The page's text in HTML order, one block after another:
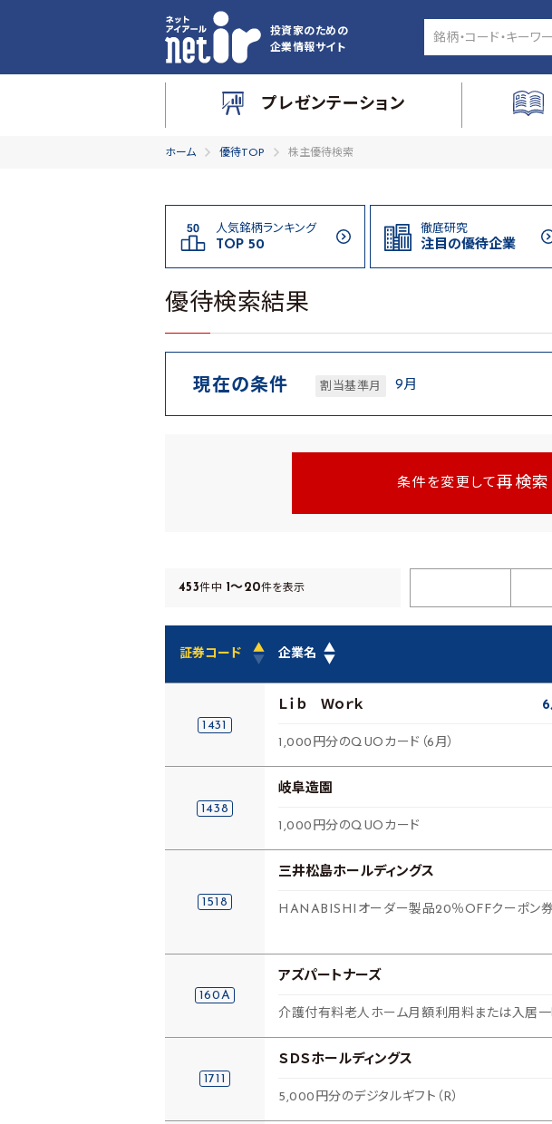
投資家のための
企業情報サイト
プレゼンテーション
ホーム 優待TOP 株主優待検索
人気銘柄ランキング
TOP 50
徹底研究
注目の優待企業
優待検索結果
現在の条件 割当基準月 9月
条件を変更して 再検索
453件中 1～20件を表示
▲
証券コード ▼
▲
企業名 ▼
1431
Ｌｉｂ Ｗｏｒｋ 6
1,000円分のQUOカード（6月）
1438
岐阜造園
1,000円分のQUOカード
1518
三井松島ホールディングス
HANABISHIオーダー製品20％OFFクーポン券
160A
アズパートナーズ
介護付有料老人ホーム月額利用料または入居一
1711
ＳＤＳホールディングス
5,000円分のデジタルギフト（R）